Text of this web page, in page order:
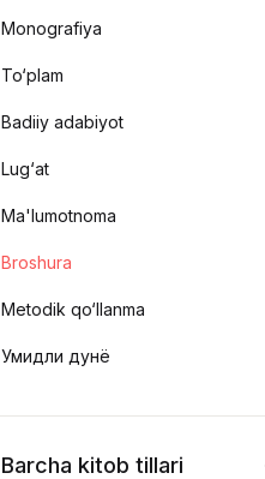
Monografiya
To‘plam
Badiiy adabiyot
Lug‘at
Ma'lumotnoma
Broshura
Metodik qo‘llanma
Умидли дунё
Barcha kitob tillari